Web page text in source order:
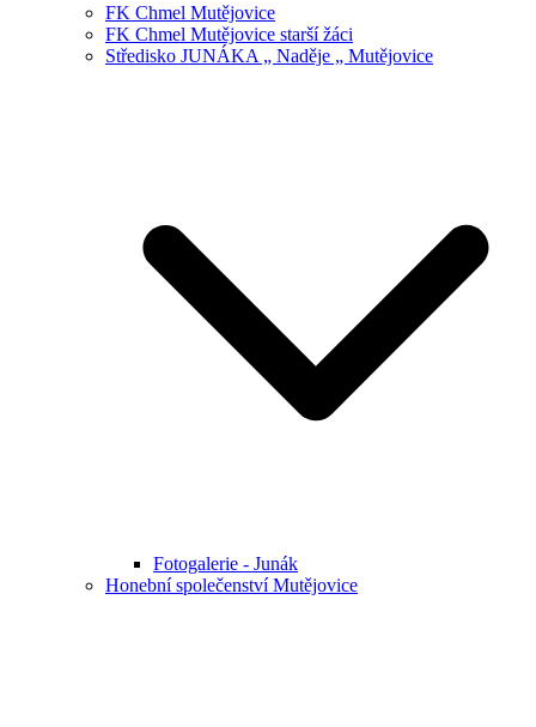
FK Chmel Mutějovice
FK Chmel Mutějovice starší žáci
Středisko JUNÁKA „ Naděje „ Mutějovice
Fotogalerie - Junák
Honební společenství Mutějovice